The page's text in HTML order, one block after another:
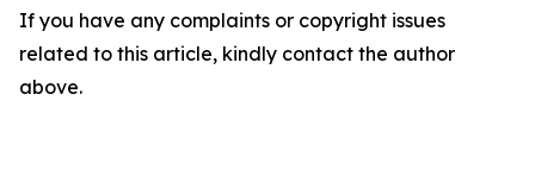
If you have any complaints or copyright issues
related to this article, kindly contact the author
above.